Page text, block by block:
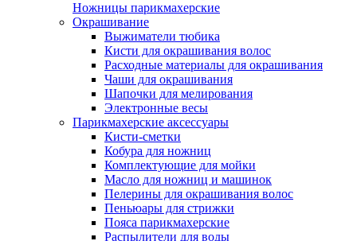
Ножницы парикмахерские
Окрашивание
Выжиматели тюбика
Кисти для окрашивания волос
Расходные материалы для окрашивания
Чаши для окрашивания
Шапочки для мелирования
Электронные весы
Парикмахерские аксессуары
Кисти-сметки
Кобура для ножниц
Комплектующие для мойки
Масло для ножниц и машинок
Пелерины для окрашивания волос
Пеньюары для стрижки
Пояса парикмахерские
Распылители для воды